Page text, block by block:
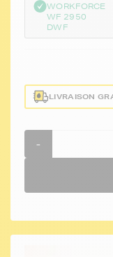
WORKFORCE
WF 2950
DWF
LIVRAISON
-